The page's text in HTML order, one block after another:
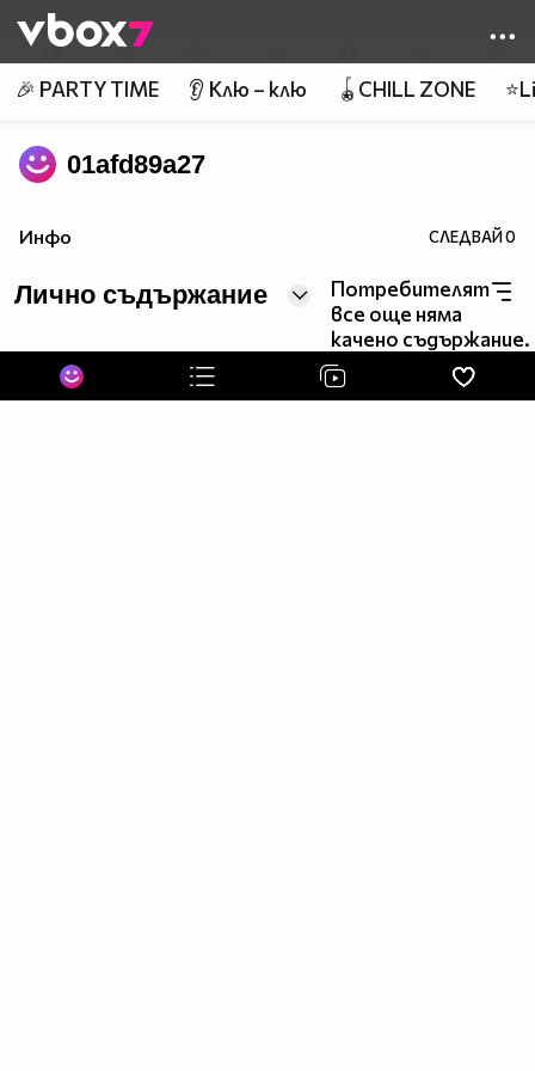
👾
🎉 PARTY TIME 👂 Клю – клю 🪀CHILL ZONE
01afd89a27
Инфо СЛЕДВАЙ0
Лично съдържание
Потребителят
все още няма
качено съдържание.